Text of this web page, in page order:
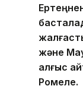
және
алғыс
Ромеле.